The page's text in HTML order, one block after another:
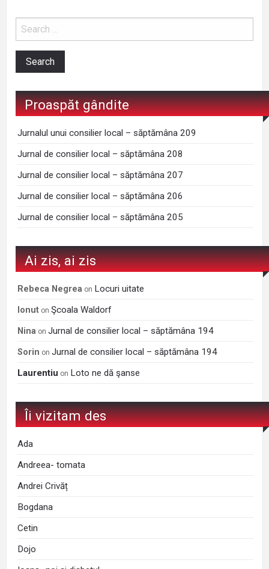
Proaspăt gândite
Jurnalul unui consilier local – săptămâna 209
Jurnal de consilier local – săptămâna 208
Jurnal de consilier local – săptămâna 207
Jurnal de consilier local – săptămâna 206
Jurnal de consilier local – săptămâna 205
Ai zis, ai zis
Rebeca Negrea on Locuri uitate
Ionut onŞcoala Waldorf
Nina onJurnal de consilier local – săptămâna 194
Sorin onJurnal de consilier local – săptămâna 194
Laurentiu on Loto ne dă şanse
Îi vizitam des
Ada
Andreea- tomata
Andrei Crivăț
Bogdana
Cetin
Dojo